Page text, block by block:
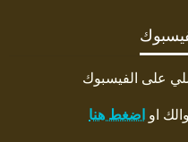
او اضغط هنا